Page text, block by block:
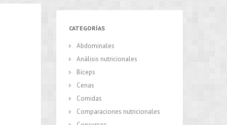
CATEGORÍAS
Abdominales
Análisis nutricionales
Bíceps
Cenas
Comidas
Comparaciones nutricionales